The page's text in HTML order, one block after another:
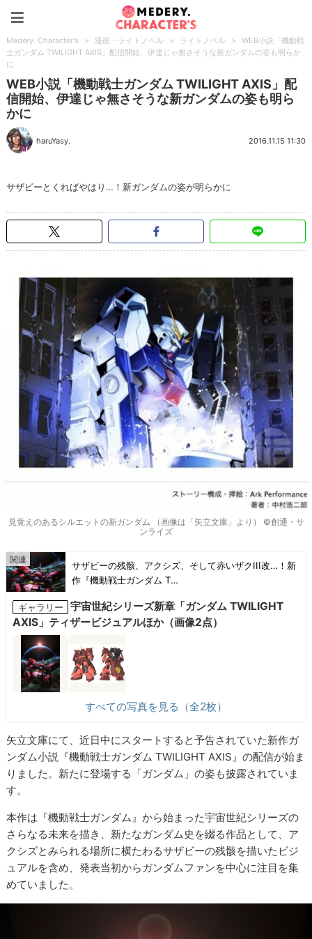
Medery. Character's > 漫画・ライトノベル > ライトノベル >
WEB小説「機動戦
士ガンダム TWILIGHT AXIS」配信開始、伊達じゃ無さそうな新ガンダムの姿も明らか
に
WEB小説「機動戦士ガンダム TWILIGHT AXIS」配
信開始、伊達じゃ無さそうな新ガンダムの姿も明ら
かに
haruYasy. 2016.11.15 11:30
サザビーとくればやはり…！新ガンダムの姿が明らかに
見覚えのあるシルエットの新ガンダム （画像は「矢立文庫」より） ©創通・サ
ンライズ
サザビーの残骸、アクシズ、そして赤いザクIII改…！新
作『機動戦士ガンダム T…
ギャラリー
宇宙世紀シリーズ新章「ガンダム TWILIGHT
AXIS」ティザービジュアルほか（画像2点）
すべての写真を見る（全2枚）
矢立文庫にて、近日中にスタートすると予告されていた新作ガ
ンダム小説『機動戦士ガンダム TWILIGHT AXIS』の配信が始ま
りました。新たに登場する「ガンダム」の姿も披露されていま
す。
本作は『機動戦士ガンダム』から始まった宇宙世紀シリーズの
さらなる未来を描き、新たなガンダム史を綴る作品として、ア
クシズとみられる場所に横たわるサザビーの残骸を描いたビジ
ュアルを含め、発表当初からガンダムファンを中心に注目を集
めていました。